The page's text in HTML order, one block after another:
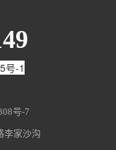
号-1
号-7
李家沙沟